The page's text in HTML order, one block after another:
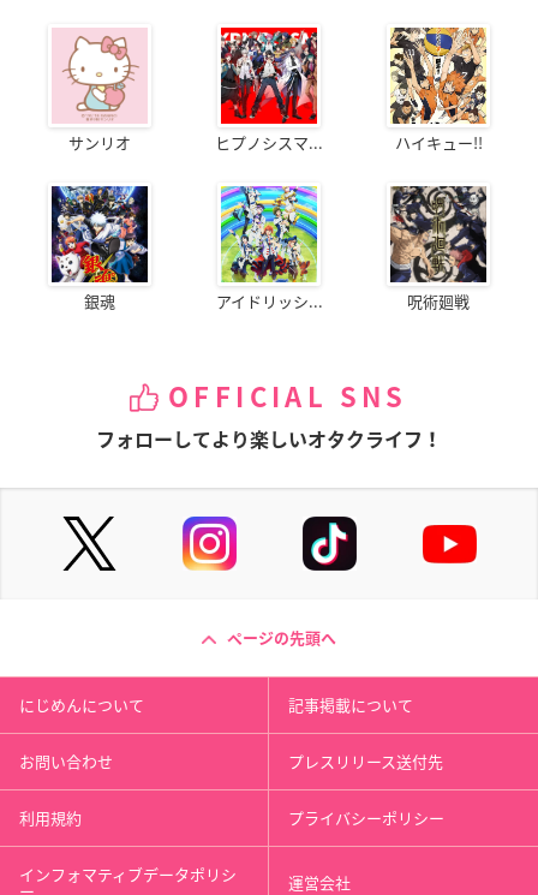
サンリオ ヒプノシスマ... ハイキュー!!
銀魂 アイドリッシ... 呪術廻戦
OFFICIAL SNS
フォローしてより楽しいオタクライフ！
ページの先頭へ
にじめんについて 記事掲載について
お問い合わせ プレスリリース送付先
利用規約 プライバシーポリシー
インフォマティブデータポリシ 運営会社